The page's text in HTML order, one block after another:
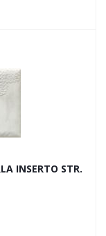
INSERTO STR.